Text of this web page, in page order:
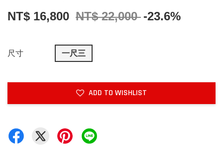
NT$ 16,800 NT$ 22,000 -23.6%
尺寸 一尺三
ADD TO WISHLIST